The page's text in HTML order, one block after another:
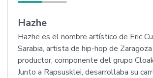
Hazhe
Hazhe es el nombre artístico de Eric
Sarabia, artista de hip-hop de
productor, componente del grupo
Junto a Rapsusklei, desarrollaba su